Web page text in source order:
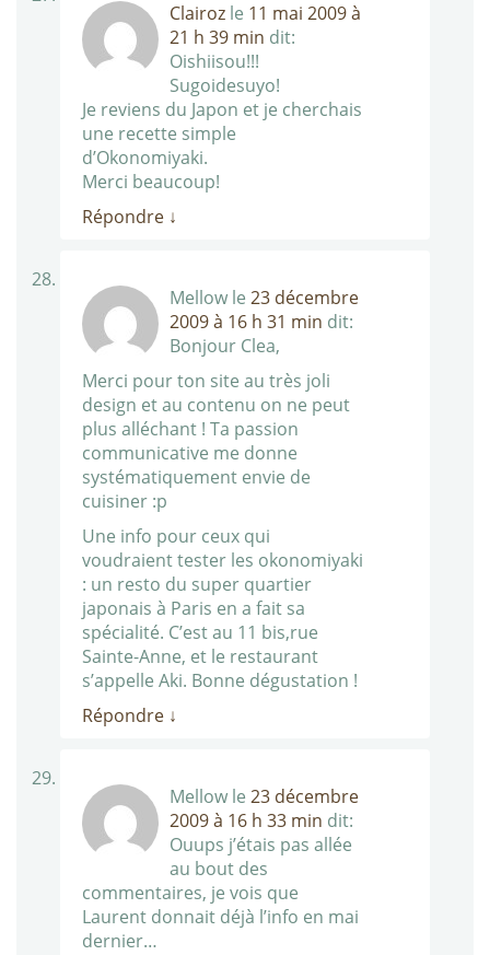
Clairoz le 11 mai 2009 à
21 h 39 min dit:
Oishiisou!!!
Sugoidesuyo!
Je reviens du Japon et je cherchais
une recette simple
d’Okonomiyaki.
Merci beaucoup!
Répondre ↓
Mellow le 23 décembre
2009 à 16 h 31 min dit:
Bonjour Clea,
Merci pour ton site au très joli
design et au contenu on ne peut
plus alléchant ! Ta passion
communicative me donne
systématiquement envie de
cuisiner :p
Une info pour ceux qui
voudraient tester les okonomiyaki
: un resto du super quartier
japonais à Paris en a fait sa
spécialité. C’est au 11 bis,rue
Sainte-Anne, et le restaurant
s’appelle Aki. Bonne dégustation !
Répondre ↓
Mellow le 23 décembre
2009 à 16 h 33 min dit:
Ouups j’étais pas allée
au bout des
commentaires, je vois que
Laurent donnait déjà l’info en mai
dernier…